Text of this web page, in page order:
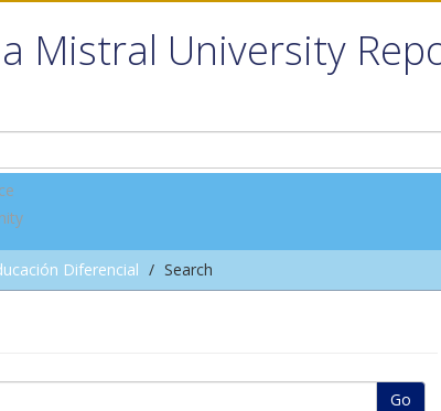
Mistral University
Diferencial Search
Go